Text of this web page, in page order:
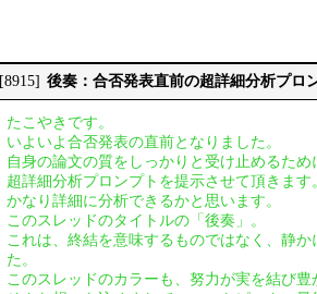
[8915] 後奏：合否発表直前の超詳細分析プ
たこやきです。
いよいよ合否発表の直前となりました。
自身の論文の質をしっかりと受け止めるため
超詳細分析プロンプトを提示させて頂きます
かなり詳細に分析できるかと思います。
このスレッドのタイトルの「後奏」。
これは、終結を意味するものではなく、静
た。
このスレッドのカラーも、努力が実を結び